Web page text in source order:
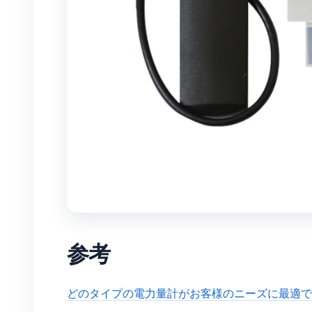
参考
どのタイプの電力量計がお客様のニーズに最適